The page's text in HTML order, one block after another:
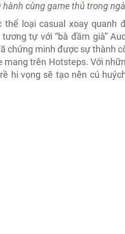
cùng game thủ trong
loại casual xoay quanh
tự với “bà đầm già”
chứng minh được sự thành
trên Hotsteps. Với
hi vọng sẽ tạo nên cú